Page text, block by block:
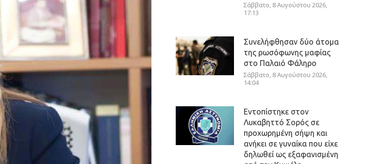
Σάββατο, 8 Αυγούστου 2026,
17:13
Συνελήφθησαν δύο άτομα
της ρωσόφωνης μαφίας
στο Παλαιό Φάληρο
Σάββατο, 8 Αυγούστου 2026,
14:04
Εντοπίστηκε στον
Λυκαβηττό Σορός σε
προχωρημένη σήψη και
ανήκει σε γυναίκα που είχε
δηλωθεί ως εξαφανισμένη